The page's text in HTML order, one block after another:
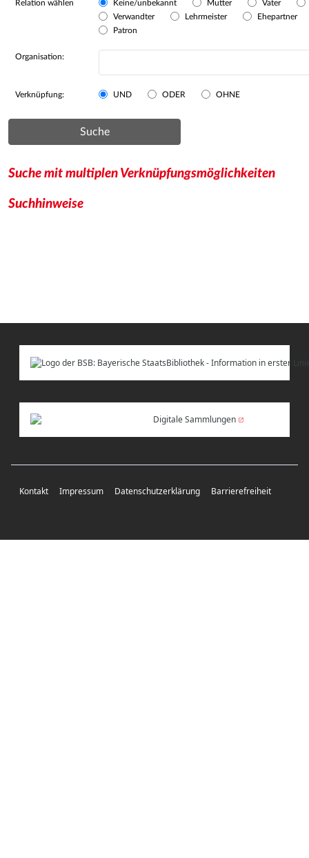
Relation wählen Keine/unbekannt Mutter
Vater
Verwandter
Lehrmeister
Ehepartner
Patron
Organisation:
Verknüpfung: UND ODER OHNE
Suche
Suche mit multiplen Verknüpfungsmöglichkeiten
Suchhinweise
Digitale Sammlungen
Kontakt Impressum Datenschutzerklärung Barrierefreiheit